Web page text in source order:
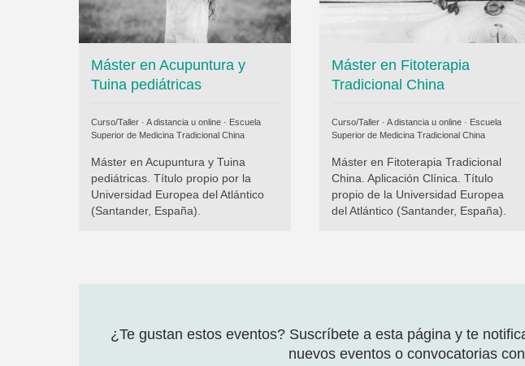
Máster en Acupuntura y
Tuina pediátricas
Curso/Taller · A distancia u online · Escuela
Superior de Medicina Tradicional China
Máster en Acupuntura y Tuina
pediátricas. Título propio por la
Universidad Europea del Atlántico
(Santander, España).
Máster en Fitoterapia
Tradicional China
Curso/Taller · A distancia u online · Escuela
Superior de Medicina Tradicional China
Máster en Fitoterapia Tradicional
China. Aplicación Clínica. Título
propio de la Universidad Europea
del Atlántico (Santander, España).
¿Te gustan estos eventos? Suscríbete a esta página y te
nuevos eventos o convocatorias